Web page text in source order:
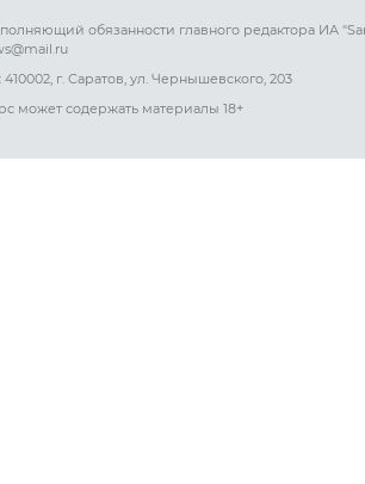
обязанности главного редактора ИА
г. Саратов, ул. Чернышевского, 203
может содержать материалы 18+